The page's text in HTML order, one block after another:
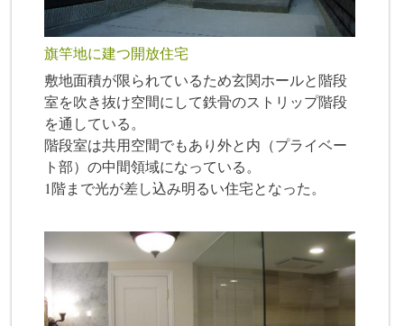
旗竿地に建つ開放住宅
敷地面積が限られているため玄関ホールと階段
室を吹き抜け空間にして鉄骨のストリップ階段
を通している。
階段室は共用空間でもあり外と内（プライベー
ト部）の中間領域になっている。
1階まで光が差し込み明るい住宅となった。